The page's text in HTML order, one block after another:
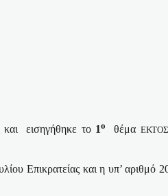
εισηγήθηκε το 1ο θέμα ΕΚΤΟΣ
Επικρατείας και η υπ’ αριθμό